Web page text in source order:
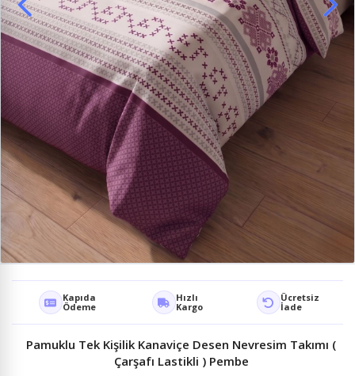
Kapıda
Ödeme
Hızlı
Kargo
Ücretsiz
İade
Pamuklu Tek Kişilik Kanaviçe Desen Nevresim Takımı (
Çarşafı Lastikli ) Pembe